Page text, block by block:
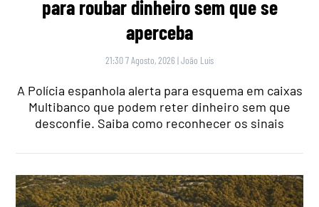
para roubar dinheiro sem que se
aperceba
21:30 7 Agosto, 2026 |João Luís
A Polícia espanhola alerta para esquema em caixas
Multibanco que podem reter dinheiro sem que
desconfie. Saiba como reconhecer os sinais